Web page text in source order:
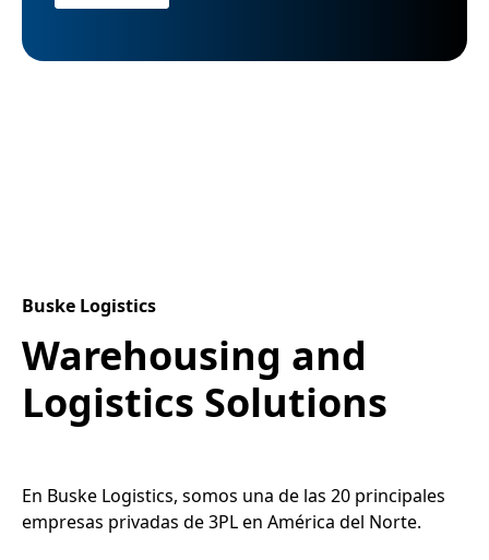
Buske Logistics
Warehousing and
Logistics Solutions
En Buske Logistics, somos una de las 20 principales
empresas privadas de 3PL en América del Norte.